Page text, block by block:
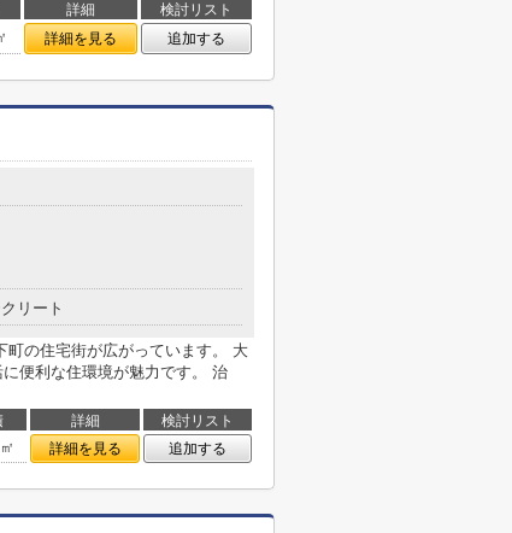
詳細
検討リスト
詳細を見る 追加する
リート
町の住宅街が広がっています。 大
便利な住環境が魅力です。 治
詳細
検討リスト
詳細を見る 追加する